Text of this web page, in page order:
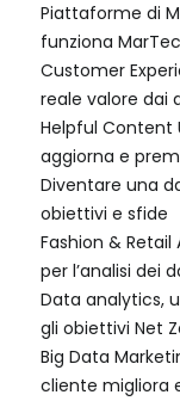
Piattaforme di
funziona
Customer
reale valore dai
Helpful Content
aggiorna e
Diventare una
obiettivi e sfide
Fashion &
per l’analisi dei
Data analytics,
gli obiettivi Net
Big Data
cliente migliora